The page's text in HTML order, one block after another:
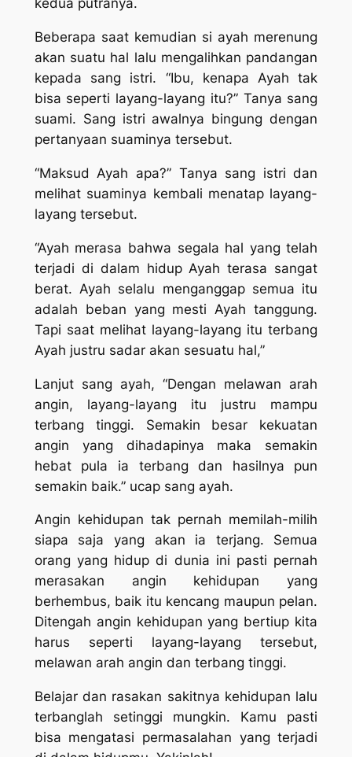
kedua putranya.
Beberapa saat kemudian si ayah merenung
akan suatu hal lalu mengalihkan pandangan
kepada sang istri. “Ibu, kenapa Ayah tak
bisa seperti layang-layang itu?” Tanya sang
suami. Sang istri awalnya bingung dengan
pertanyaan suaminya tersebut.
“Maksud Ayah apa?” Tanya sang istri dan
melihat suaminya kembali menatap layang-
layang tersebut.
“Ayah merasa bahwa segala hal yang telah
terjadi di dalam hidup Ayah terasa sangat
berat. Ayah selalu menganggap semua itu
adalah beban yang mesti Ayah tanggung.
Tapi saat melihat layang-layang itu terbang
Ayah justru sadar akan sesuatu hal,”
Lanjut sang ayah, “Dengan melawan arah
angin, layang-layang itu justru mampu
terbang tinggi. Semakin besar kekuatan
angin yang dihadapinya maka semakin
hebat pula ia terbang dan hasilnya pun
semakin baik.” ucap sang ayah.
Angin kehidupan tak pernah memilah-milih
siapa saja yang akan ia terjang. Semua
orang yang hidup di dunia ini pasti pernah
merasakan angin kehidupan yang
berhembus, baik itu kencang maupun pelan.
Ditengah angin kehidupan yang bertiup kita
harus seperti layang-layang tersebut,
melawan arah angin dan terbang tinggi.
Belajar dan rasakan sakitnya kehidupan lalu
terbanglah setinggi mungkin. Kamu pasti
bisa mengatasi permasalahan yang terjadi